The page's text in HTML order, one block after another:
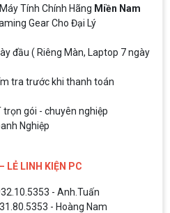
Tính Chính Hãng Miền Nam
Gear Cho Đại Lý
đầu ( Riêng Màn, Laptop 7 ngày
tra trước khi thanh toán
trọn gói - chuyên nghiệp
Nghiệp
LẺ LINH KIỆN PC
- Anh.Tuấn
- Hoàng Nam